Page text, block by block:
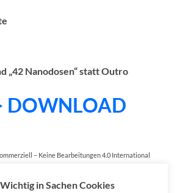
„42 Nanodosen“ statt Outro
DOWNLOAD
– Keine Bearbeitungen 4.0 International
– NoDerivatives 4.0 International
Wichtig in Sachen Cookies